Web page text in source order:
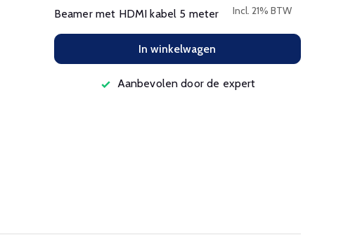
Beamer met HDMI kabel 5 meter Incl. 21% BTW
In winkelwagen
Aanbevolen door de expert